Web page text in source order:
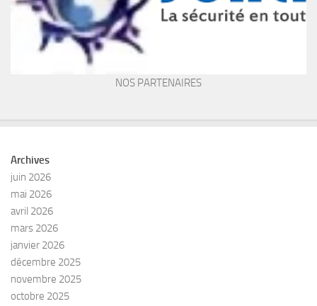
NOS PARTENAIRES
Archives
juin 2026
mai 2026
avril 2026
mars 2026
janvier 2026
décembre 2025
novembre 2025
octobre 2025